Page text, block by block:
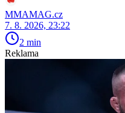
MMAMAG.cz
7. 8. 2026, 23:22
2 min
Reklama